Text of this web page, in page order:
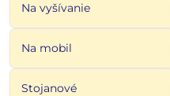
Na vyšívanie
Na mobil
Stojanové